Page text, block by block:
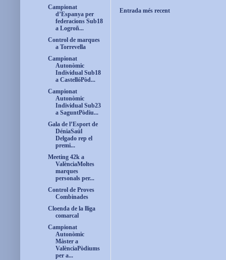
Entrada més recent
Campionat
d’Espanya per
federacions Sub18
a Logroñ...
Control de marques
a Torrevella
Campionat
Autonòmic
Individual Sub18
a CastellóPòd...
Campionat
Autonòmic
Individual Sub23
a SaguntPòdiu...
Gala de l’Esport de
DéniaSaúl
Delgado rep el
premi...
Meeting 42k a
ValènciaMoltes
marques
personals per...
Control de Proves
Combinades
Cloenda de la lliga
comarcal
Campionat
Autonòmic
Màster a
ValènciaPòdiums
per a...